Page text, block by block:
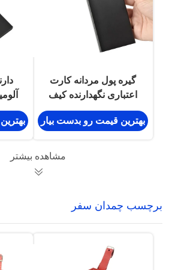
گیره پول مردانه کارت
اعتباری نگهدارنده کیف
پول مستطیل فلزی
بهترین قیمت رو بدست بیار
مشاهده بیشتر
برچسب چمدان سفر